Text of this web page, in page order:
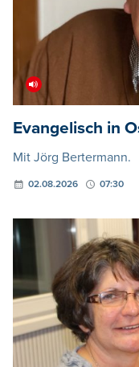
Evangelisch in
Mit Jörg Bertermann.
02.08.2026 07:30